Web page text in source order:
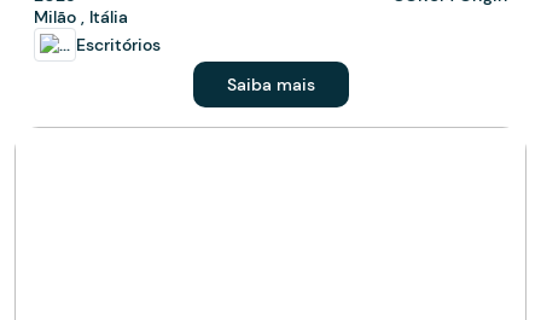
Milão , Itália
Escritórios
Saiba mais